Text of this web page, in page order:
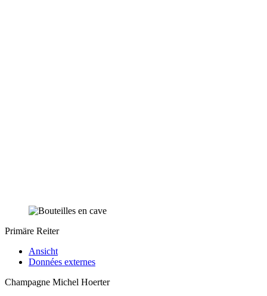
Primäre Reiter
Ansicht
Données externes
Champagne Michel Hoerter